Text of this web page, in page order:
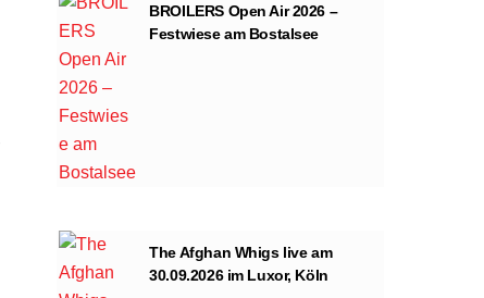
BROILERS Open Air 2026 –
Festwiese am Bostalsee
The Afghan Whigs live am
30.09.2026 im Luxor, Köln